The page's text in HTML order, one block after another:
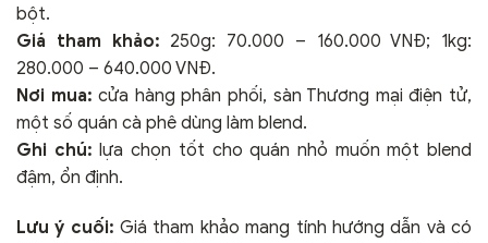
bột.
Giá tham khảo: 250g: 70.000 – 160.000 VNĐ; 1kg:
280.000 – 640.000 VNĐ.
Nơi mua: cửa hàng phân phối, sàn Thương mại điện tử,
một số quán cà phê dùng làm blend.
Ghi chú: lựa chọn tốt cho quán nhỏ muốn một blend
đậm, ổn định.
Lưu ý cuối: Giá tham khảo mang tính hướng dẫn và có